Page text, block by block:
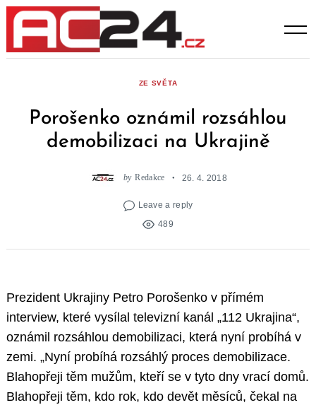
Skip
content
ZE SVĚTA
Porošenko oznámil rozsáhlou
demobilizaci na Ukrajině
by Redakce 26. 4. 2018
Leave a reply
489
Prezident Ukrajiny Petro Porošenko v přímém
interview, které vysílal televizní kanál „112 Ukrajina“,
oznámil rozsáhlou demobilizaci, která nyní probíhá v
zemi. „Nyní probíhá rozsáhlý proces demobilizace.
Blahopřeji těm mužům, kteří se v tyto dny vrací domů.
Blahopřeji těm, kdo rok, kdo devět měsíců, čekal na